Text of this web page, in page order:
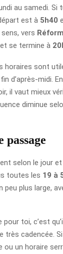
au samedi. Si
est à 5h40
sens, vers
et se termine à
horaires sont
d’après-midi.
il vaut mieux
diminue
passage
selon le jour
toutes les 19 à
peu plus large,
pour toi, c’est
très cadencée.
ou un horaire